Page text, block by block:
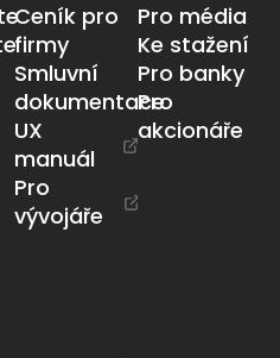
Ceník pro
firmy
Smluvní
dokumentace
UX
manuál
Pro
vývojáře
Pro média
Ke stažení
Pro banky
Pro
akcionáře